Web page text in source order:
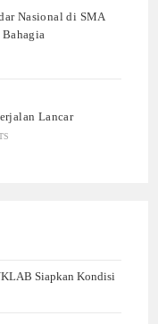
Nasional di SMA
Lancar
Siapkan Kondisi